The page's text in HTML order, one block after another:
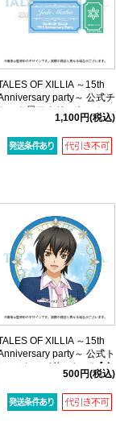
OF XILLIA ～15th
party～ 公式チ
ケット風アクリルキーホル
ダー(エクシリア ジュード)
1,100円(税込)
OF XILLIA ～15th
party～ 公式ト
レーディング缶バッジ【全
500円(税込)